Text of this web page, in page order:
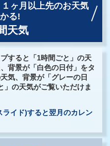
１ヶ月以上先のお天気
る!
天気
すると「1時間ごと」の天
背景が「白色の日付」をタ
気、背景が「グレーの日
」の天気がご覧いただけま
イド)すると翌月のカレン